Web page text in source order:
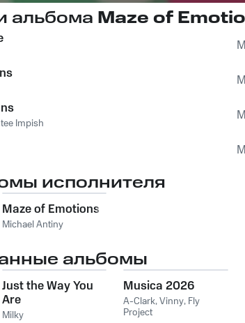
альбома Maze of
Impish
исполнителя
Maze of Emotions
Michael Antiny
альбомы
Just the Way You
Are
Milky
Musica 2026
A-Clark,Vinny, Fly
Project